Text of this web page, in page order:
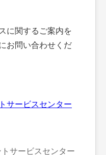
に関するご案内を
お問い合わせくだ
サービスセンター
サービスセンター